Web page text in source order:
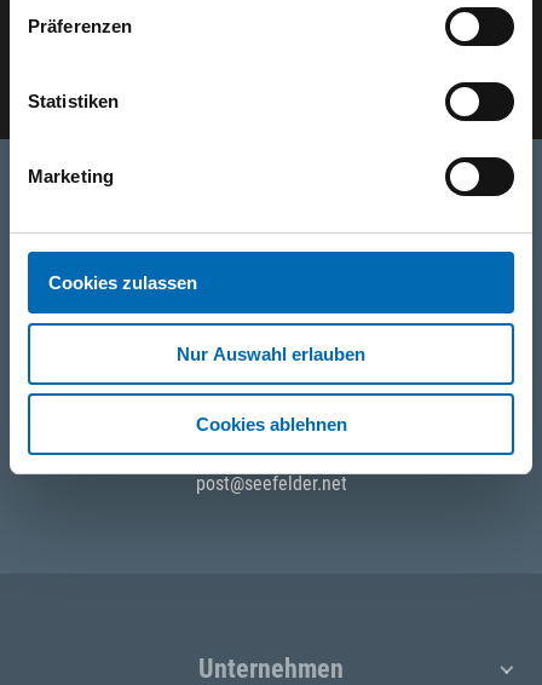
Präferenzen
Statistiken
Marketing
Cookies zulassen
Nur Auswahl erlauben
Cookies ablehnen
Telefon
WhatsApp
E-Mail
post@seefelder.net
Unternehmen